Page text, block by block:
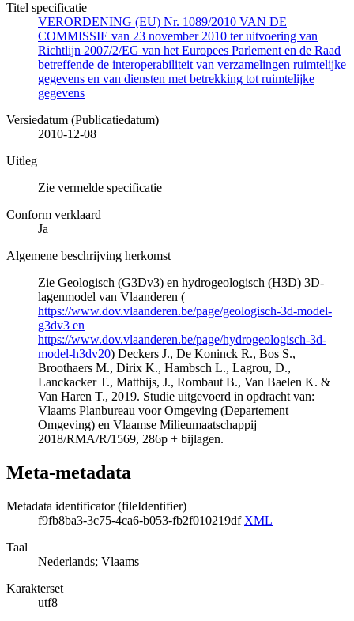
Titel specificatie
VERORDENING (EU) Nr. 1089/2010 VAN DE
COMMISSIE van 23 november 2010 ter uitvoering van
Richtlijn 2007/2/EG van het Europees Parlement en de Raad
betreffende de interoperabiliteit van verzamelingen ruimtelijke
gegevens en van diensten met betrekking tot ruimtelijke
gegevens
Versiedatum (Publicatiedatum)
2010-12-08
Uitleg
Zie vermelde specificatie
Conform verklaard
Ja
Algemene beschrijving herkomst
Zie Geologisch (G3Dv3) en hydrogeologisch (H3D) 3D-
lagenmodel van Vlaanderen (
https://www.dov.vlaanderen.be/page/geologisch-3d-model-
g3dv3 en
https://www.dov.vlaanderen.be/page/hydrogeologisch-3d-
model-h3dv20) Deckers J., De Koninck R., Bos S.,
Broothaers M., Dirix K., Hambsch L., Lagrou, D.,
Lanckacker T., Matthijs, J., Rombaut B., Van Baelen K. &
Van Haren T., 2019. Studie uitgevoerd in opdracht van:
Vlaams Planbureau voor Omgeving (Departement
Omgeving) en Vlaamse Milieumaatschappij
2018/RMA/R/1569, 286p + bijlagen.
Meta-metadata
Metadata identificator (fileIdentifier)
f9fb8ba3-3c75-4ca6-b053-fb2f010219df XML
Taal
Nederlands; Vlaams
Karakterset
utf8